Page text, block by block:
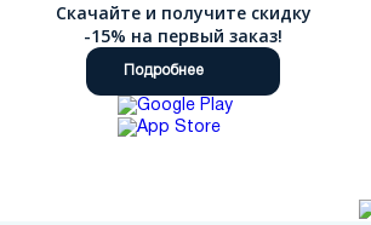
Скачайте и получите скидку
-15% на первый заказ!
Подробнее